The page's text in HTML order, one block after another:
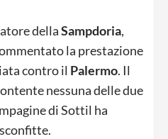
dellaSampdoria,
la prestazione
contro il Palermo. Il
nessuna delle due
di Sottil ha